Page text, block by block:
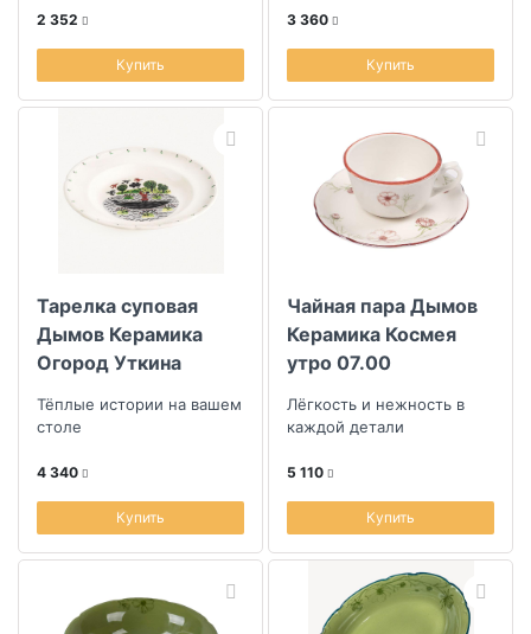
2 352
Купить
3 360
Купить
Тарелка суповая
Дымов Керамика
Огород Уткина
Тёплые истории на вашем
столе
4 340
Купить
Чайная пара Дымов
Керамика Космея
утро 07.00
Лёгкость и нежность в
каждой детали
5 110
Купить